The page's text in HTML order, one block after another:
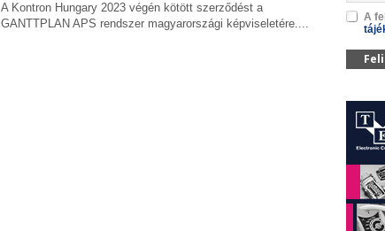
A Kontron Hungary 2023 végén kötött szerződést a
GANTTPLAN APS rendszer magyarországi képviseletére....
A